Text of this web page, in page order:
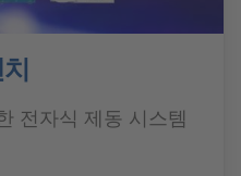
전자식 제동 시스템